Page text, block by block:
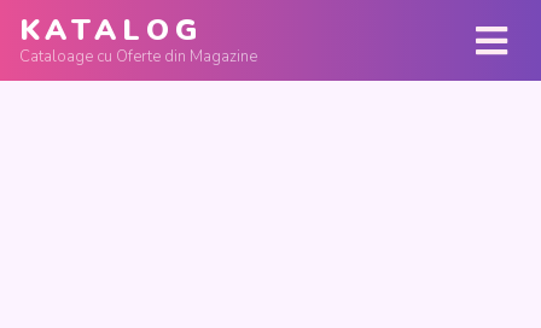
KATALOG
Cataloage cu Oferte din Magazine